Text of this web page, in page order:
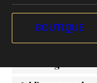
BOUTIQUE
1.1 Contact -
1.2 Paiements